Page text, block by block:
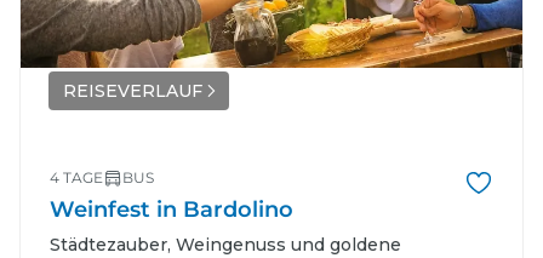
REISEVERLAUF
4 TAGE BUS
Weinfest in Bardolino
Städtezauber, Weingenuss und goldene